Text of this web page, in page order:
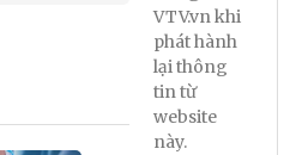
VTV.vn khi
phát hành
lại thông
tin từ
website
này.